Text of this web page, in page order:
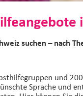
suchen – nach
und
Sprache und